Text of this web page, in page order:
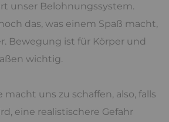
unser Belohnungssystem.
das, was einem Spaß macht,
Bewegung ist für Körper und
wichtig.
uns zu schaffen, also, falls
eine realistischere Gefahr